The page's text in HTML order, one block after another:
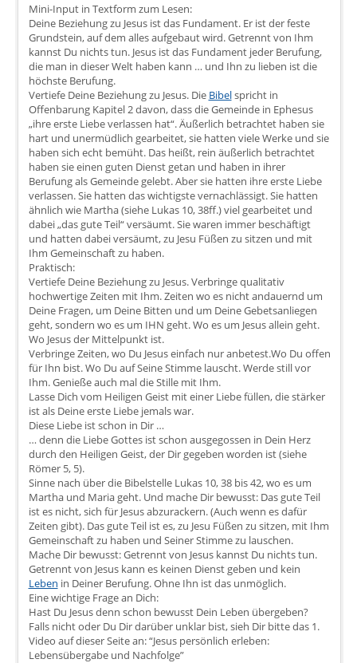
Mini-Input in Textform zum Lesen:
Deine Beziehung zu Jesus ist das Fundament. Er ist der feste
Grundstein, auf dem alles aufgebaut wird. Getrennt von Ihm
kannst Du nichts tun. Jesus ist das Fundament jeder Berufung,
die man in dieser Welt haben kann … und Ihn zu lieben ist die
höchste Berufung.
Vertiefe Deine Beziehung zu Jesus. Die Bibelspricht in
Offenbarung Kapitel 2 davon, dass die Gemeinde in Ephesus
„ihre erste Liebe verlassen hat“. Äußerlich betrachtet haben sie
hart und unermüdlich gearbeitet, sie hatten viele Werke und sie
haben sich echt bemüht. Das heißt, rein äußerlich betrachtet
haben sie einen guten Dienst getan und haben in ihrer
Berufung als Gemeinde gelebt. Aber sie hatten ihre erste Liebe
verlassen. Sie hatten das wichtigste vernachlässigt. Sie hatten
ähnlich wie Martha (siehe Lukas 10, 38ff.) viel gearbeitet und
dabei „das gute Teil“ versäumt. Sie waren immer beschäftigt
und hatten dabei versäumt, zu Jesu Füßen zu sitzen und mit
Ihm Gemeinschaft zu haben.
Praktisch:
Vertiefe Deine Beziehung zu Jesus. Verbringe qualitativ
hochwertige Zeiten mit Ihm. Zeiten wo es nicht andauernd um
Deine Fragen, um Deine Bitten und um Deine Gebetsanliegen
geht, sondern wo es um IHN geht. Wo es um Jesus allein geht.
Wo Jesus der Mittelpunkt ist.
Verbringe Zeiten, wo Du Jesus einfach nur anbetest.Wo Du offen
für Ihn bist. Wo Du auf Seine Stimme lauscht. Werde still vor
Ihm. Genieße auch mal die Stille mit Ihm.
Lasse Dich vom Heiligen Geist mit einer Liebe füllen, die stärker
ist als Deine erste Liebe jemals war.
Diese Liebe ist schon in Dir …
… denn die Liebe Gottes ist schon ausgegossen in Dein Herz
durch den Heiligen Geist, der Dir gegeben worden ist (siehe
Römer 5, 5).
Sinne nach über die Bibelstelle Lukas 10, 38 bis 42, wo es um
Martha und Maria geht. Und mache Dir bewusst: Das gute Teil
ist es nicht, sich für Jesus abzurackern. (Auch wenn es dafür
Zeiten gibt). Das gute Teil ist es, zu Jesu Füßen zu sitzen, mit Ihm
Gemeinschaft zu haben und Seiner Stimme zu lauschen.
Mache Dir bewusst: Getrennt von Jesus kannst Du nichts tun.
Getrennt von Jesus kann es keinen Dienst geben und kein
Leben in Deiner Berufung. Ohne Ihn ist das unmöglich.
Eine wichtige Frage an Dich:
Hast Du Jesus denn schon bewusst Dein Leben übergeben?
Falls nicht oder Du Dir darüber unklar bist, sieh Dir bitte das 1.
Video auf dieser Seite an: “Jesus persönlich erleben:
Lebensübergabe und Nachfolge”